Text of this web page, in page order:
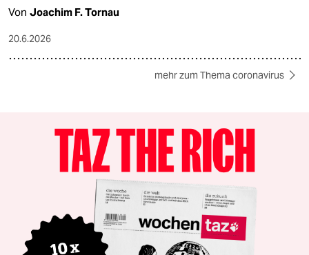
Von Joachim F. Tornau
20.6.2026
mehr zum Thema coronavirus